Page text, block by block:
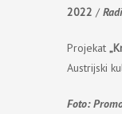
2022 /
Projekat
Austrijski
Foto: